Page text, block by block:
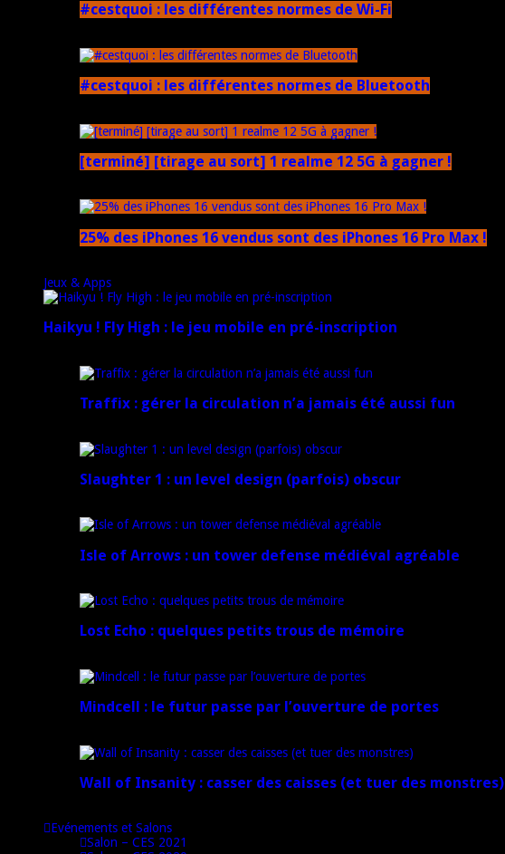
#cestquoi : les différentes normes de Wi-Fi
#cestquoi : les différentes normes de Bluetooth
[terminé] [tirage au sort] 1 realme 12 5G à gagner !
25% des iPhones 16 vendus sont des iPhones 16 Pro Max !
Jeux & Apps
Haikyu ! Fly High : le jeu mobile en pré-inscription
Traffix : gérer la circulation n’a jamais été aussi fun
Slaughter 1 : un level design (parfois) obscur
Isle of Arrows : un tower defense médiéval agréable
Lost Echo : quelques petits trous de mémoire
Mindcell : le futur passe par l’ouverture de portes
Wall of Insanity : casser des caisses (et tuer des monstres)
Evénements et Salons
Salon – CES 2021